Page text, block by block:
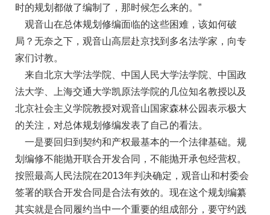
时的规划都做了编制了，那时候怎么来的。”
观音山在总体规划修编面临的这些困难，该如何破
局？无奈之下，观音山高层赴京找到多名法学家，向专
家们讨教。
来自北京大学法学院、中国人民大学法学院、中国政
法大学、上海交通大学凯原法学院的几位知名教授以及
北京社会主义学院教授对观音山国家森林公园表示极大
的关注，对总体规划修编发表了自己的看法。
一是要回归到契约和产权最基本的一个法律基础。规
划编修不能抛开联合开发合同，不能抛开承包经营权。
按照最高人民法院在2013年判决确定，观音山和村委会
签署的联合开发合同是合法有效的。现在这个规划编纂
其实就是合同履约当中一个重要的组成部分，要守约践